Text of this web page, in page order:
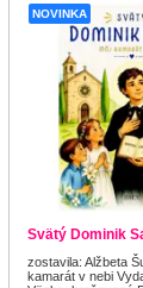
NOVINKA
Svätý Dominik
zostavila: Alžbeta
kamarát v nebi